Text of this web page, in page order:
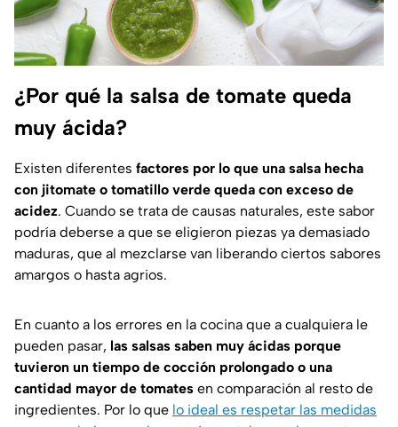
¿Por qué la salsa de tomate queda
muy ácida?
Existen diferentes factores por lo que una salsa hecha
con jitomate o tomatillo verde queda con exceso de
acidez. Cuando se trata de causas naturales, este sabor
podría deberse a que se eligieron piezas ya demasiado
maduras, que al mezclarse van liberando ciertos sabores
amargos o hasta agrios.
En cuanto a los errores en la cocina que a cualquiera le
pueden pasar, las salsas saben muy ácidas porque
tuvieron un tiempo de cocción prolongado o una
cantidad mayor de tomates en comparación al resto de
ingredientes. Por lo que lo ideal es respetar las medidas